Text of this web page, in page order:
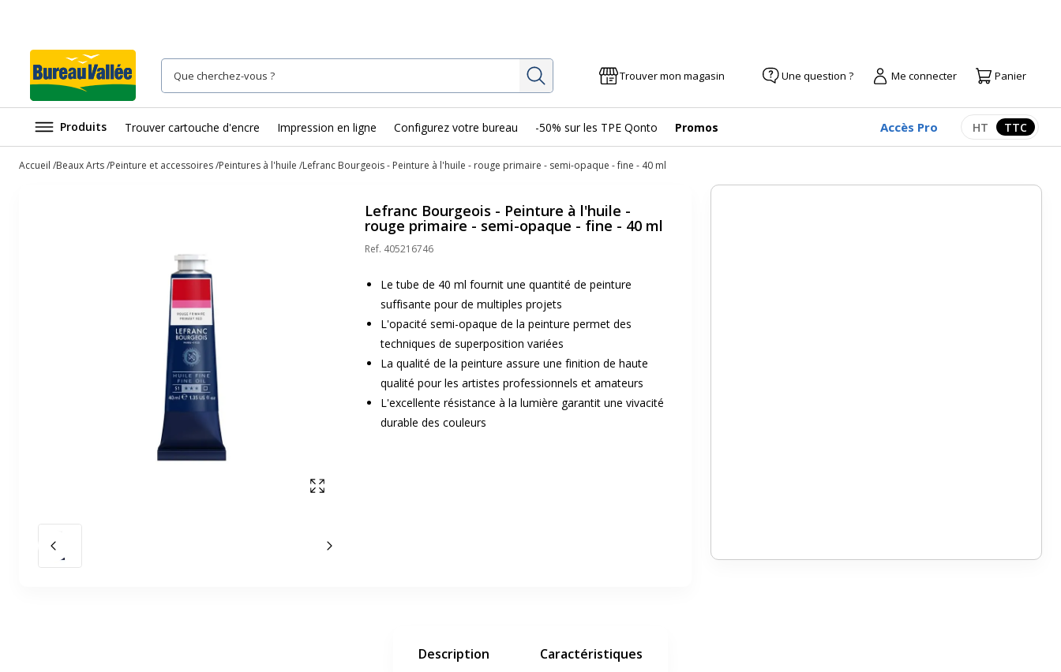
Rechercher Trouver mon magasin Une question ? Me connecter Panier
Produits Trouver cartouche d'encre Impression en ligne Configurez votre bureau -50% sur les TPE Qonto Promos Accès Pro Afficher les
HT TTC
Accueil Beaux Arts Peinture et accessoires Peintures à l'huile Lefranc Bourgeois - Peinture à l'huile - rouge primaire - semi-opaque - fine - 40 ml
Afficher en plein écran
Slide précédent Slide suivant
Lefranc Bourgeois - Peinture à l'huile -
rouge primaire - semi-opaque - fine - 40 ml
Ref. 405216746
Le tube de 40 ml fournit une quantité de peinture
suffisante pour de multiples projets
L'opacité semi-opaque de la peinture permet des
techniques de superposition variées
La qualité de la peinture assure une finition de haute
qualité pour les artistes professionnels et amateurs
L'excellente résistance à la lumière garantit une vivacité
durable des couleurs
Description Caractéristiques